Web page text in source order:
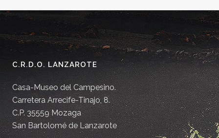
C.R.D.O. LANZAROTE
Casa-Museo del Campesino.
Carretera Arrecife-Tinajo, 8.
C.P. 35559 Mozaga
San Bartolomé de Lanzarote